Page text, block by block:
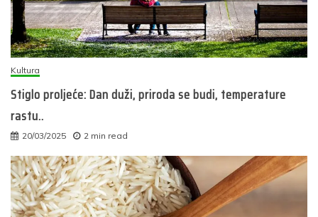
Kultura
Stiglo proljeće: Dan duži, priroda se budi, temperature
rastu..
20/03/2025 2 min read